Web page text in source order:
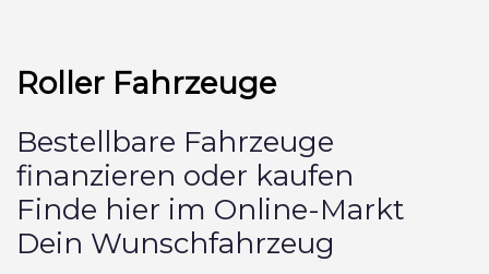
Roller Fahrzeuge
Bestellbare Fahrzeuge
finanzieren oder kaufen
Finde hier im Online-Markt
Dein Wunschfahrzeug